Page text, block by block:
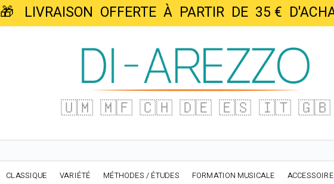
🎁 LIVRAISON OFFERTE À PARTIR DE 35 €
🇺🇲 🇲🇫 🇨🇭 🇩🇪 🇪🇸 🇮🇹 🇬🇧
CLASSIQUE VARIÉTÉ MÉTHODES / ÉTUDES FORMATION MUSICALE